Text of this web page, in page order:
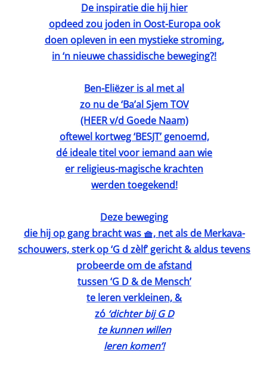
De inspiratie die hij hier
opdeed zou joden in Oost-Europa ook
doen opleven in een mystieke stroming,
in ‘n nieuwe chassidische beweging?!
Ben-Eliëzer is al met al
zo nu de ‘Ba’al Sjem TOV
(HEER v/d Goede Naam)
oftewel kortweg ‘BESJT’ genoemd,
dé ideale titel voor iemand aan wie
er religieus-magische krachten
werden toegekend!
Deze beweging
die hij op gang bracht was 🧺, net als de Merkava-
schouwers, sterk op ‘G d zèlf’ gericht & aldus tevens
probeerde om de afstand
tussen ‘G D & de Mensch’
te leren verkleinen, &
zó‘dichter bij G D
te kunnen willen
leren komen’!